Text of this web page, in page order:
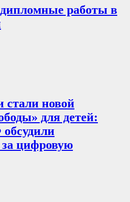
работы в
стали новой
для детей:
за цифровую